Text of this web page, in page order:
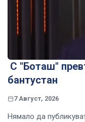
С "Боташ"
бантустан
7 Август, 2026
Нямало да